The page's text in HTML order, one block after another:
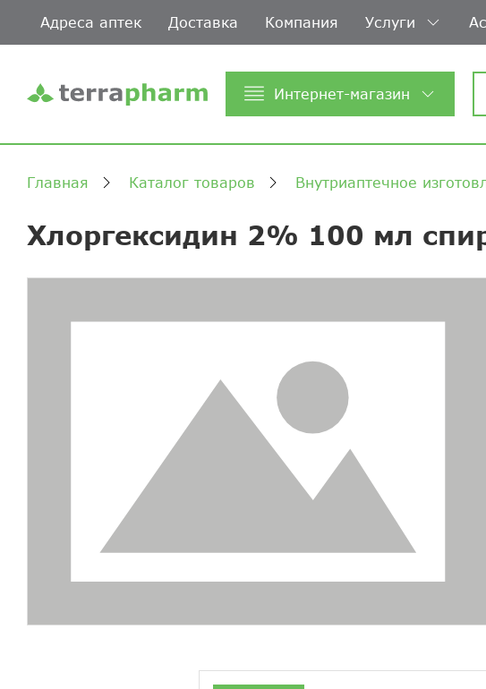
Адреса аптек Доставка Компания Услуги
Интернет-магазин
Главная Каталог товаров Внутриаптечное
Хлоргексидин 2% 100 мл